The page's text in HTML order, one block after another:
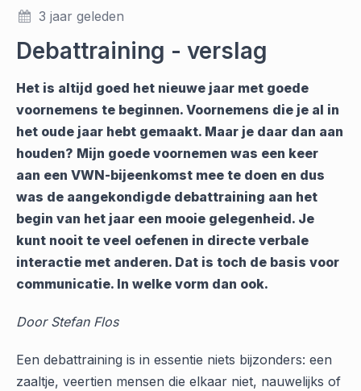
3 jaar geleden
Debattraining - verslag
Het is altijd goed het nieuwe jaar met goede
voornemens te beginnen. Voornemens die je al in
het oude jaar hebt gemaakt. Maar je daar dan aan
houden? Mijn goede voornemen was een keer
aan een VWN-bijeenkomst mee te doen en dus
was de aangekondigde debattraining aan het
begin van het jaar een mooie gelegenheid. Je
kunt nooit te veel oefenen in directe verbale
interactie met anderen. Dat is toch de basis voor
communicatie. In welke vorm dan ook.
Door Stefan Flos
Een debattraining is in essentie niets bijzonders: een
zaaltje, veertien mensen die elkaar niet, nauwelijks of